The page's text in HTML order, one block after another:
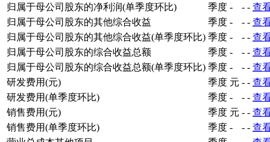
归属于母公司股东的净利润(单季度环比)
季度 - - - 查
归属于母公司股东的其他综合收益
季度 - - - 查
归属于母公司股东的其他综合收益(单季度环比) 季度 - - - 查
归属于母公司股东的综合收益总额
季度 - - - 查
归属于母公司股东的综合收益总额(单季度环比) 季度 - - - 查
研发费用(元)
季度 元 - - 查
研发费用(单季度环比)
季度 - - - 查
销售费用(元)
季度 元 - - 查
销售费用(单季度环比)
季度 - - - 查